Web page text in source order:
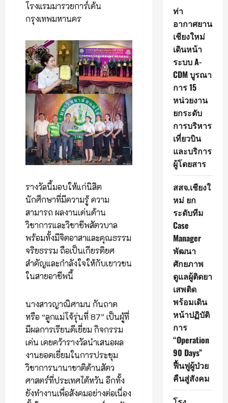
โรงแรมมารวยการ์เด้น
กรุงเทพมหานคร
รางวัลนี้มอบให้แก่นิสิต
นักศึกษาที่มีความรู้ ความ
สามารถ ผลงานเด่นด้าน
วิชาการและวิชาชีพสัตวบาล
พร้อมทั้งมีจิตอาสาและคุณธรรม
จริยธรรม ถือเป็นเกียรติยศ
สำคัญและกำลังใจให้กับเยาวชน
ในสายอาชีพนี้
นางสาวญาณิศามน กันถาด
หรือ “ลูกแม่โจ้รุ่นที่ 87” เป็นผู้ที่
มีผลการเรียนดีเยี่ยม กิจกรรม
เด่น เคยคว้ารางวัลนำเสนอผล
งานยอดเยี่ยมในการประชุม
วิชาการนานาชาติด้านสัตว
ศาสตร์ที่ประเทศไต้หวัน อีกทั้ง
ยังทำงานเพื่อสังคมอย่างต่อเนื่อง
ท่า
อากาศยาน
เชียงใหม่
เดินหน้า
ระบบ A-
CDM บูรณา
การ 15
หน่วยงาน
ยกระดับ
การบริหาร
เที่ยวบิน
และบริการ
ผู้โดยสาร
สสจ.เชียงใ
หม่ ยก
ระดับทีม
Case
Manager
พัฒนา
ศักยภาพ
ดูแลผู้ติดยา
เสพติด
พร้อมเดิน
หน้าปฏิบัติ
การ
“Operation
90 Days”
ฟื้นฟูผู้ป่วย
คืนสู่สังคม